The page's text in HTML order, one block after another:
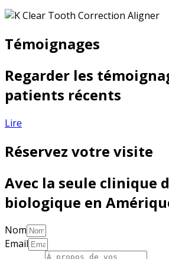
Témoignages
Regarder les
patients récents
Lire
Réservez votre visite
Avec la seule clinique
biologique en
Nom
Email